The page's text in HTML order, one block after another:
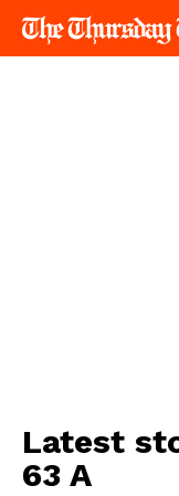
Latest
63 A